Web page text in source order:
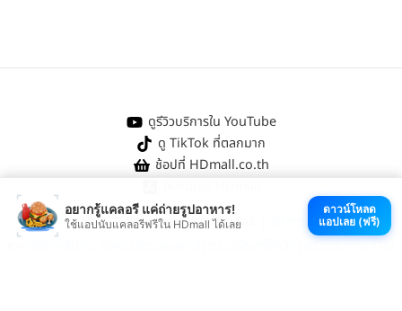
ดูรีวิวบริการใน YouTube
ดู TikTok ที่ตลกมาก
ช้อปที่ HDmall.co.th
@ 2026 HDmall | สงวนลิขสิทธิ์ |
Sitemap
ตรวจสุขภาพทั่วไป
อยากรู้แคลอรี แค่ถ่ายรูปอาหาร!
ใช้แอปนับแคลอรีฟรีใน HDmall ได้เลย
ดาวน์โหลด
แอปเลย (ฟรี)